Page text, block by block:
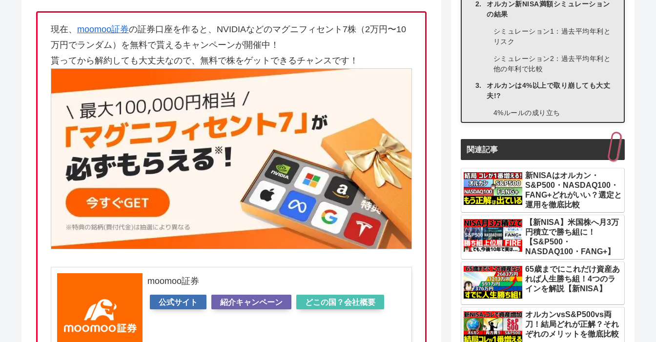
現在、 moomoo証券の証券口座を作ると、NVIDIAなどのマグニフィセント7株（2万円〜10
万円でランダム）を無料で貰えるキャンペーンが開催中！
貰ってから解約しても大丈夫なので、無料で株をゲットできるチャンスです！
moomoo証券
公式サイト 紹介キャンペーン どこの国？会社概要
オルカン新NISA満額シミュレーション
の結果
シミュレーション1：過去平均年利と
リスク
シミュレーション2：過去平均年利と
他の年利で比較
オルカンは4%以上で取り崩しても大丈
夫!?
4%ルールの成り立ち
4%以上でオルカンの取り崩しシミュレ
過去30年の平均（8.7%）の場合
シナリオ2（6.525%）の場合
シナリオ3（10%）の場合
関連記事
新NISAはオルカン・
S&P500・NASDAQ100・
FANG+どれがいい？選定と
運用を徹底比較
【新NISA】米国株へ月3万
円積立で勝ち組に！
【S&P500・
NASDAQ100・FANG+】
65歳までにこれだけ資産あ
れば人生勝ち組！4つのラ
インを解説【新NISA】
オルカンvsS&P500vs両
刀！結局どれが正解？それ
ぞれのメリットを徹底比較